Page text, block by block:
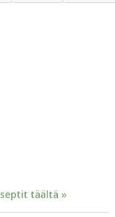
täältä »